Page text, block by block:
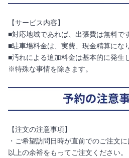
【サービス内容】
■対応地域であれば、出張費は無料で
■駐車場料金は、実費、現金精算にな
■汚れによる追加料金は基本的に発生
※特殊な事情を除きます。
【注文の注意事項】
・ご希望訪問日時が直前でのご注文
以上の余裕をもってご注文ください。